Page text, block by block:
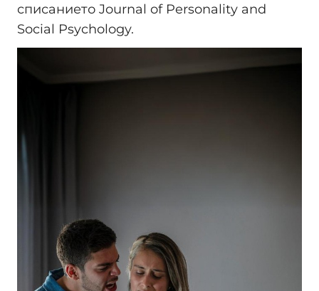
списанието Journal of Personality and
Social Psychology.